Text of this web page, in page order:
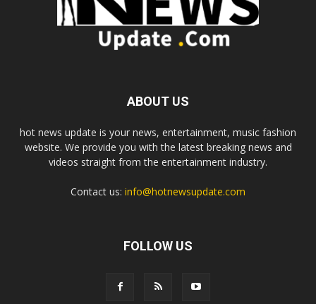
ABOUT US
hot news update is your news, entertainment, music fashion
website. We provide you with the latest breaking news and
videos straight from the entertainment industry.
Contact us: info@hotnewsupdate.com
FOLLOW US